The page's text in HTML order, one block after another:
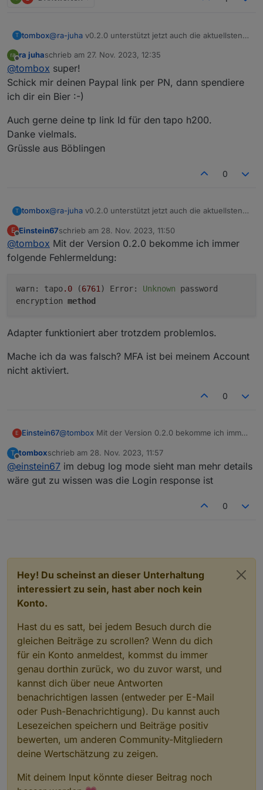
T tombox@ra-juha v0.2.0 unterstützt jetzt auch die aktuellsten
Offline
ra juhaschrieb am 27. Nov. 2023, 12:35
zuletzt editiert von
@tombox super!
Schick mir deinen Paypal link per PN, dann spendiere
ich dir ein Bier :-)
Auch gerne deine tp link Id für den tapo h200.
Danke vielmals.
Grüssle aus Böblingen
0
T tombox@ra-juha v0.2.0 unterstützt jetzt auch die aktuellsten
E
Offline
Einstein67schrieb am 28. Nov. 2023, 11:50
zuletzt editiert von
@tombox Mit der Version 0.2.0 bekomme ich immer
folgende Fehlermeldung:
warn: tapo.0 (6761 ) Error: Unknown password
encryption method
Adapter funktioniert aber trotzdem problemlos.
Mache ich da was falsch? MFA ist bei meinem Account
nicht aktiviert.
0
E Einstein67@tombox Mit der Version 0.2.0 bekomme ich immer
Adapter funktioniert aber trotzdem problemlos.
T
Offline
tomboxschrieb am 28. Nov. 2023, 11:57
zuletzt editiert von
@einstein67 im debug log mode sieht man mehr details
wäre gut zu wissen was die Login response ist
0
Hey! Du scheinst an dieser Unterhaltung
interessiert zu sein, hast aber noch kein
Konto.
Hast du es satt, bei jedem Besuch durch die
gleichen Beiträge zu scrollen? Wenn du dich
für ein Konto anmeldest, kommst du immer
genau dorthin zurück, wo du zuvor warst, und
kannst dich über neue Antworten
benachrichtigen lassen (entweder per E-Mail
oder Push-Benachrichtigung). Du kannst auch
Lesezeichen speichern und Beiträge positiv
bewerten, um anderen Community-Mitgliedern
deine Wertschätzung zu zeigen.
Mit deinem Input könnte dieser Beitrag noch